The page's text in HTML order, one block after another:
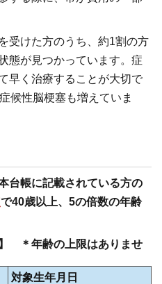
受けた方のうち、約1割の方
態が見つかっています。症
早く治療することが大切で
候性脳梗塞も増えていま
台帳に記載されている方の
で40歳以上、5の倍数の年齢
＊年齢の上限はありませ
対象生年月日